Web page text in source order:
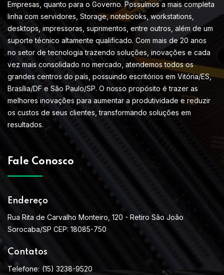
Empresas, quanto para o Governo. Possuímos a mais completa
linha com servidores, Storage, notebooks, workstations,
desktops, impressoras, suprimentos, entre outros, além de um
suporte técnico altamente qualificado. Com mais de 20 anos
no setor de tecnologia trazendo soluções, inovações e cada
vez mais consolidado no mercado, atendemos todos os
grandes centros do país, possuindo escritórios em Vitória/ES,
Brasília/DF e São Paulo/SP. O nosso propósito é trazer as
melhores inovações para aumentar a produtividade e reduzir
os custos de seus clientes, transformando soluções em
resultados.
Fale Conosco
Endereço
Rua Rita de Carvalho Monteiro, 120 - Retiro São João
Sorocaba/SP CEP: 18085-750
Contatos
Telefone: (15) 3238-9520